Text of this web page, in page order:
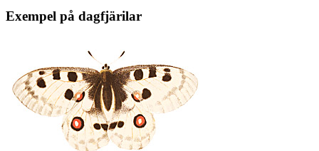
Exempel på dagfjärilar